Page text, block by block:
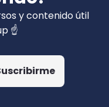
de 15 fondos
de otras
y contenido útil
☝️